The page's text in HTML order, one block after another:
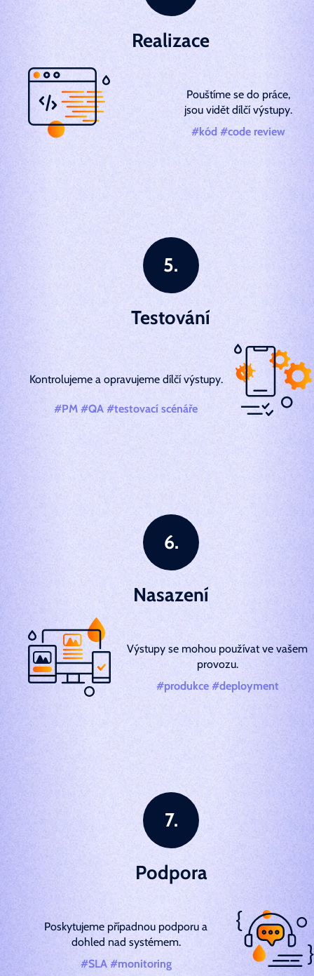
Realizace
Pouštíme se do práce,
jsou vidět dílčí výstupy.
#kód #code review
Testování
Kontrolujeme a opravujeme dílčí výstupy.
#PM #QA #testovací scénáře
Nasazení
Výstupy se mohou používat ve vašem
provozu.
#produkce #deployment
Podpora
Poskytujeme případnou podporu a
dohled nad systémem.
#SLA #monitoring